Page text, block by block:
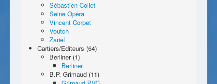
Sébastien Collet
Seine Opéra
Vincent Corpet
Voutch
Zariel
Cartiers/Editeurs (64)
Berliner (1)
Berliner
B.P. Grimaud (11)